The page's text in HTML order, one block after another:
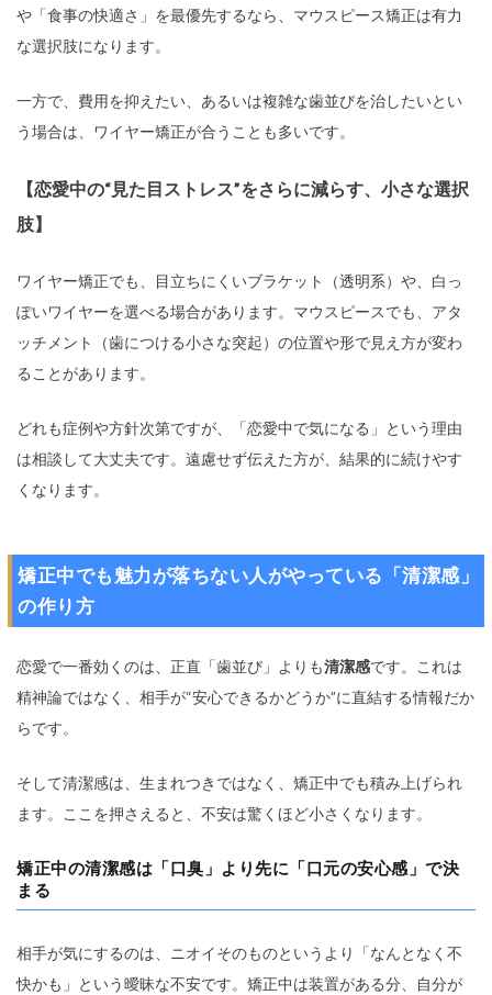
や「食事の快適さ」を最優先するなら、マウスピース矯正は有力
な選択肢になります。
一方で、費用を抑えたい、あるいは複雑な歯並びを治したいとい
う場合は、ワイヤー矯正が合うことも多いです。
【恋愛中の“見た目ストレス”をさらに減らす、小さな選択
肢】
ワイヤー矯正でも、目立ちにくいブラケット（透明系）や、白っ
ぽいワイヤーを選べる場合があります。マウスピースでも、アタ
ッチメント（歯につける小さな突起）の位置や形で見え方が変わ
ることがあります。
どれも症例や方針次第ですが、「恋愛中で気になる」という理由
は相談して大丈夫です。遠慮せず伝えた方が、結果的に続けやす
くなります。
矯正中でも魅力が落ちない人がやっている「清潔感」
の作り方
恋愛で一番効くのは、正直「歯並び」よりも清潔感です。これは
精神論ではなく、相手が“安心できるかどうか”に直結する情報だか
らです。
そして清潔感は、生まれつきではなく、矯正中でも積み上げられ
ます。ここを押さえると、不安は驚くほど小さくなります。
矯正中の清潔感は「口臭」より先に「口元の安心感」で決
まる
相手が気にするのは、ニオイそのものというより「なんとなく不
快かも」という曖昧な不安です。矯正中は装置がある分、自分が